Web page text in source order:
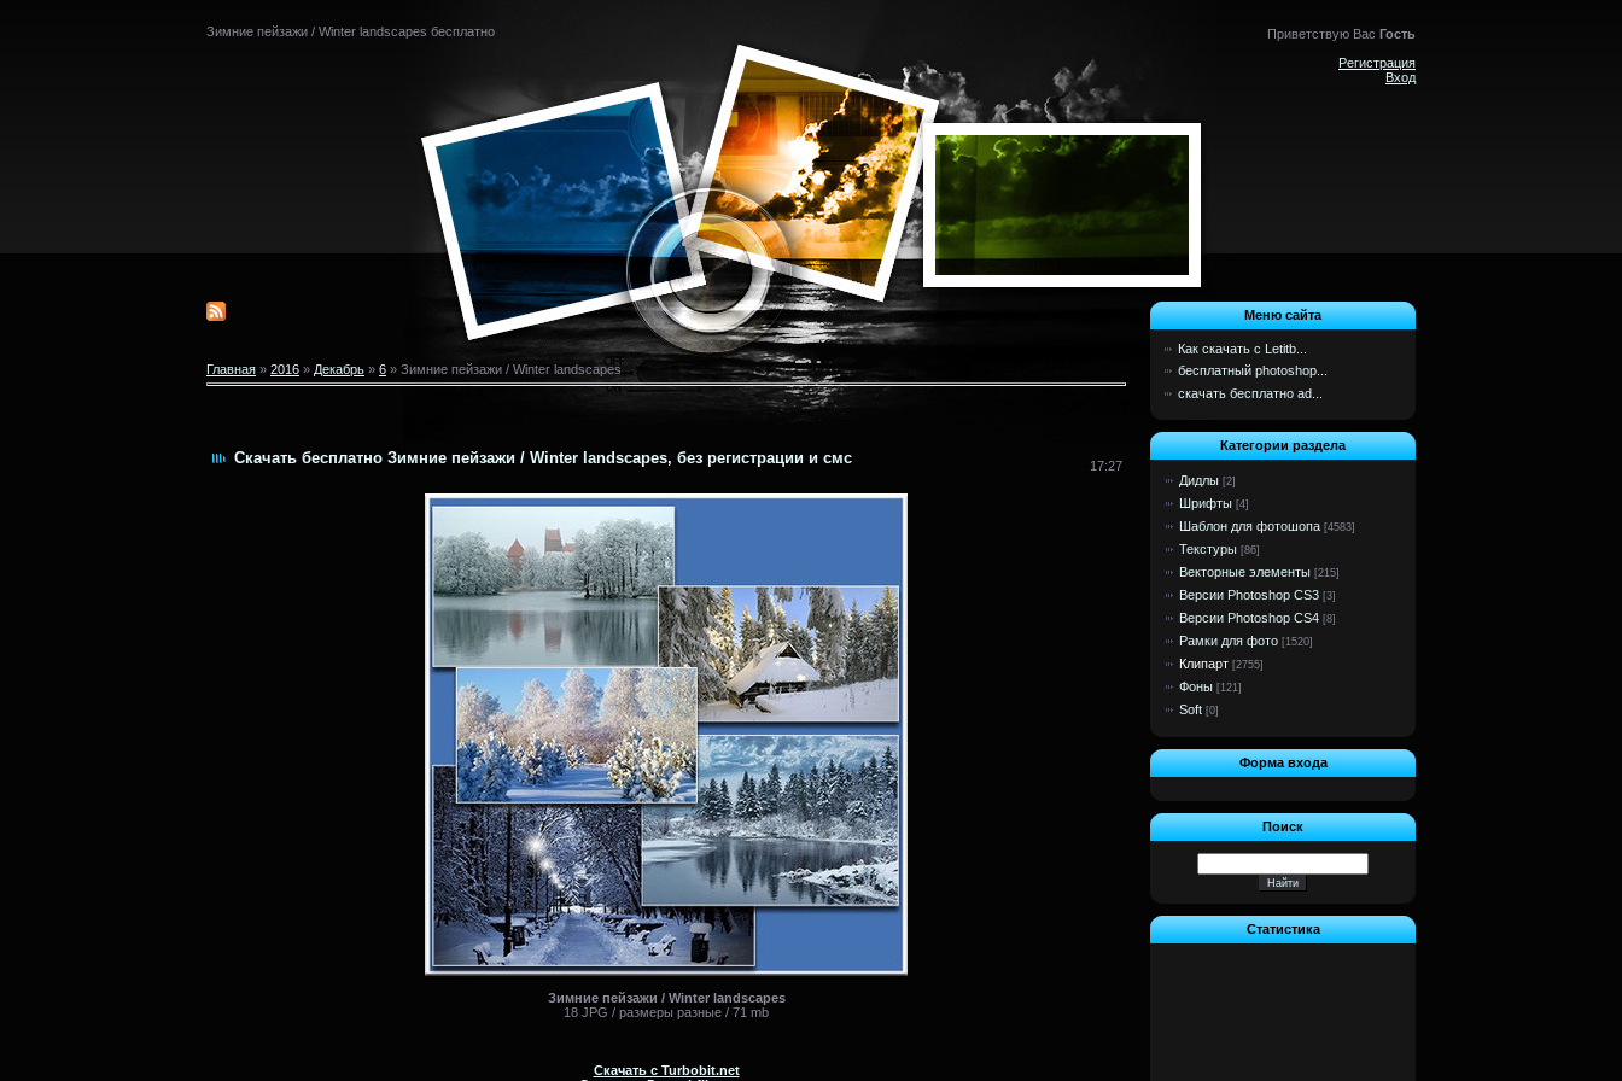
Зимние пейзажи / Winter landscapes бесплатно Приветствую Вас Гость
Регистрация
Вход
Главная » 2016 » Декабрь » 6 » Зимние пейзажи / Winter landscapes
Скачать бесплатно Зимние пейзажи / Winter landscapes, без регистрации и смс 17:27
Зимние пейзажи / Winter landscapes
18 JPG / размеры разные / 71 mb
Скачать с Turbobit.net
Меню сайта
Как скачать с Letitb...
бесплатный photoshop...
скачать бесплатно ad...
Категории раздела
Дидлы [2]
Шрифты [4]
Шаблон для фотошопа [4583]
Текстуры [86]
Векторные элементы [215]
Версии Photoshop CS3 [3]
Версии Photoshop CS4 [8]
Рамки для фото [1520]
Клипарт [2755]
Фоны [121]
Soft [0]
Форма входа
Поиск
Статистика